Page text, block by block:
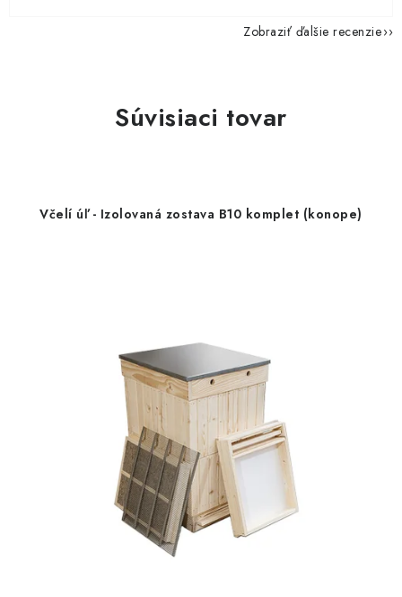
Zobraziť ďalšie recenzie
Súvisiaci tovar
Včelí úľ - Izolovaná zostava B10 komplet (konope)